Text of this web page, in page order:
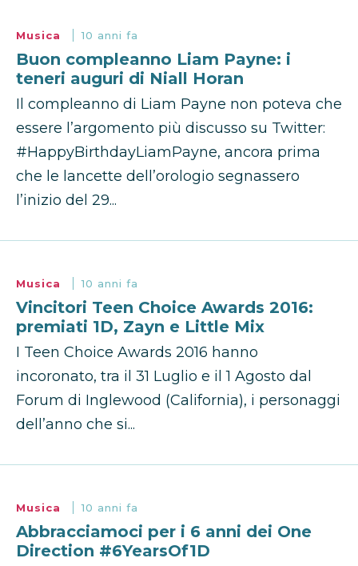
Musica 10 anni fa
Buon compleanno Liam Payne: i
teneri auguri di Niall Horan
Il compleanno di Liam Payne non poteva che
essere l’argomento più discusso su Twitter:
#HappyBirthdayLiamPayne, ancora prima
che le lancette dell’orologio segnassero
l’inizio del 29...
Musica 10 anni fa
Vincitori Teen Choice Awards 2016:
premiati 1D, Zayn e Little Mix
I Teen Choice Awards 2016 hanno
incoronato, tra il 31 Luglio e il 1 Agosto dal
Forum di Inglewood (California), i personaggi
dell’anno che si...
Musica 10 anni fa
Abbracciamoci per i 6 anni dei One
Direction #6YearsOf1D